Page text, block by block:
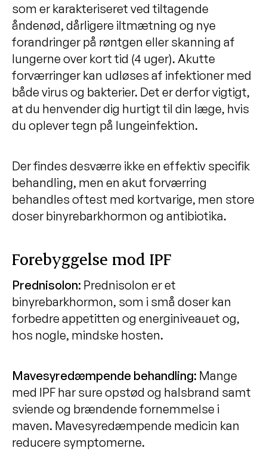
som er karakteriseret ved tiltagende
åndenød, dårligere iltmætning og nye
forandringer på røntgen eller skanning af
lungerne over kort tid (4 uger). Akutte
forværringer kan udløses af infektioner med
både virus og bakterier. Det er derfor vigtigt,
at du henvender dig hurtigt til din læge, hvis
du oplever tegn på lungeinfektion.
Der findes desværre ikke en effektiv specifik
behandling, men en akut forværring
behandles oftest med kortvarige, men store
doser binyrebarkhormon og antibiotika.
Forebyggelse mod IPF
Prednisolon: Prednisolon er et
binyrebarkhormon, som i små doser kan
forbedre appetitten og energiniveauet og,
hos nogle, mindske hosten.
Mavesyredæmpende behandling: Mange
med IPF har sure opstød og halsbrand samt
sviende og brændende fornemmelse i
maven. Mavesyredæmpende medicin kan
reducere symptomerne.